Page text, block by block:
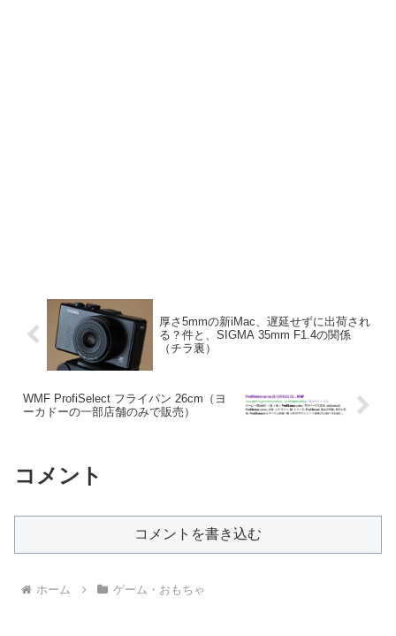
厚さ5mmの新iMac、遅延せずに出荷され
る？件と、SIGMA 35mm F1.4の関係
（チラ裏）
WMF ProfiSelect フライパン 26cm（ヨ
ーカドーの一部店舗のみで販売）
コメント
コメントを書き込む
ホーム ゲーム・おもちゃ